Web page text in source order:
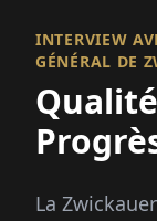
INTERVIEW
GÉNÉRAL DE
La